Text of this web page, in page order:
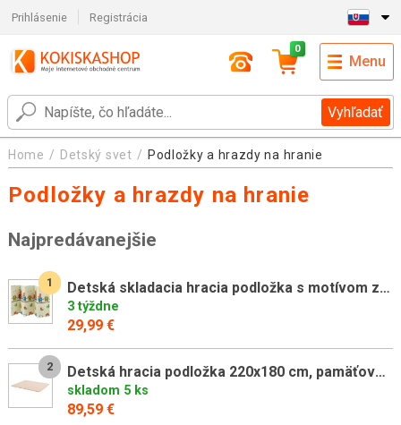
Prihlásenie Registrácia
Vyhľadať
0
Menu
Home Detský svet Podložky a hrazdy na hranie
Podložky a hrazdy na hranie
Najpredávanejšie
1 Detská skladacia hracia podložka s motívom zvieratiek 176x19
3 týždne
29,99 €
2 Detská hracia podložka 220x180 cm, pamäťová pena, béžová
skladom 5 ks
89,59 €